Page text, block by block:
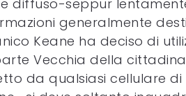
diffuso-seppur
generalmente
Keane ha deciso di
Vecchia della
da qualsiasi cellulare